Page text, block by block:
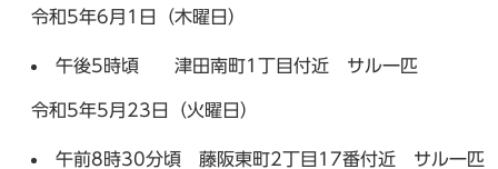
令和5年6月1日（木曜日）
午後5時頃 津田南町1丁目付近 サル一匹
令和5年5月23日（火曜日）
午前8時30分頃 藤阪東町2丁目17番付近 サル一匹